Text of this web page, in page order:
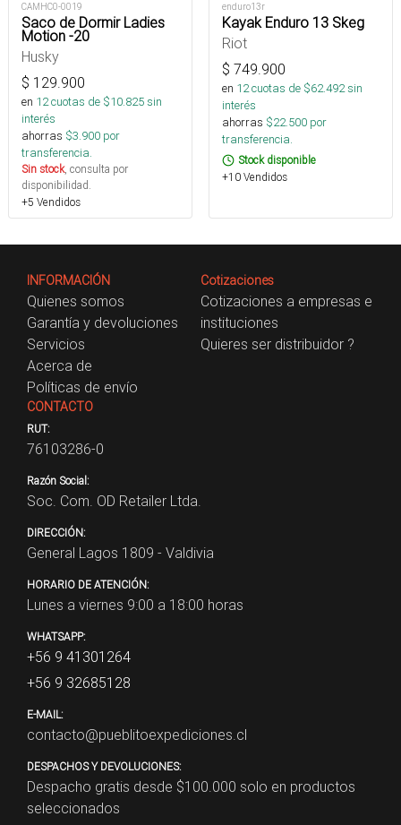
CAMHC0-0019
Saco de Dormir Ladies
Motion -20
Husky
$ 129.900
en 12cuotas de $10.825sin
interés
ahorras $3.900 por
transferencia.
Sin stock, consulta por
disponibilidad.
+5 Vendidos
enduro13r
Kayak Enduro 13 Skeg
Riot
$ 749.900
en 12cuotas de $62.492sin
interés
ahorras $22.500 por
transferencia.
Stock disponible
+10 Vendidos
INFORMACIÓN
Quienes somos
Garantía y devoluciones
Servicios
Acerca de
Políticas de envío
Cotizaciones
Cotizaciones a empresas e
instituciones
Quieres ser distribuidor ?
CONTACTO
RUT:
76103286-0
Razón Social:
Soc. Com. OD Retailer Ltda.
DIRECCIÓN:
General Lagos 1809 - Valdivia
HORARIO DE ATENCIÓN:
Lunes a viernes 9:00 a 18:00 horas
WHATSAPP:
+56 9 41301264
+56 9 32685128
E-MAIL:
contacto@pueblitoexpediciones.cl
DESPACHOS Y DEVOLUCIONES:
Despacho gratis desde $100.000 solo en productos
seleccionados